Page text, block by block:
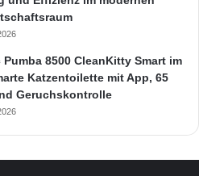
Pumba 8500 CleanKitty Smart im
Katzentoilette mit App, 65
Geruchskontrolle